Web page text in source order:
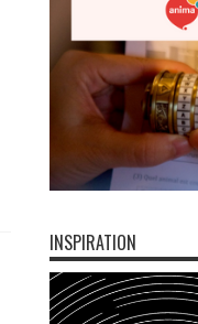
INSPIRATION